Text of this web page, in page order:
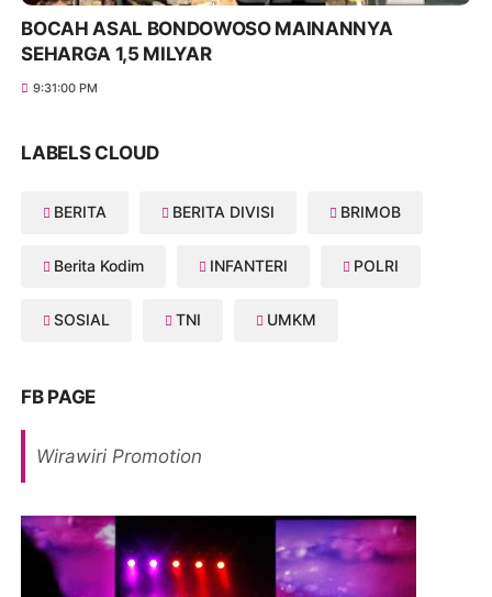
BOCAH ASAL BONDOWOSO MAINANNYA
SEHARGA 1,5 MILYAR
9:31:00 PM
LABELS CLOUD
BERITA BERITA DIVISI BRIMOB
Berita Kodim INFANTERI POLRI
SOSIAL TNI UMKM
FB PAGE
Wirawiri Promotion